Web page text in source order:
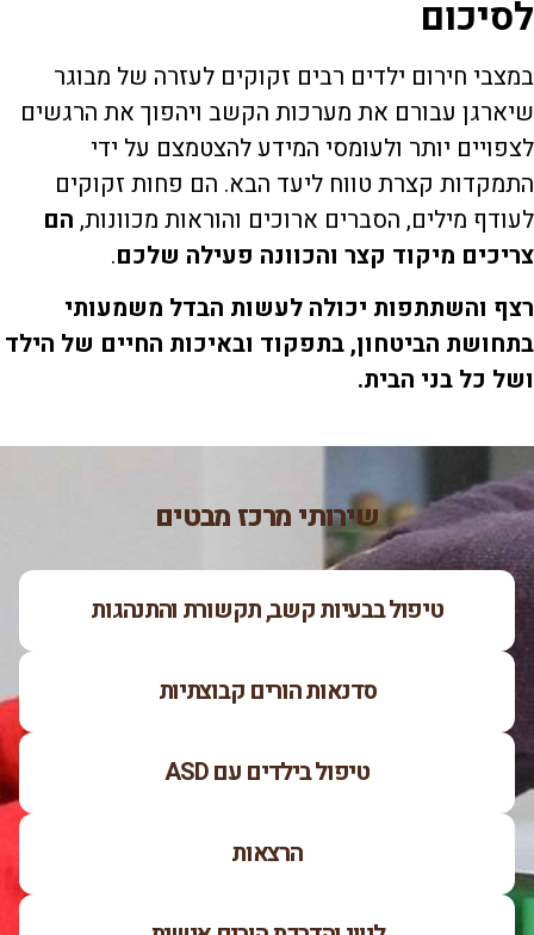
לסיכום
במצבי חירום ילדים רבים זקוקים לעזרה של מבוגר
שיארגן עבורם את מערכות הקשב ויהפוך את הרגשים
לצפויים יותר ולעומסי המידע להצטמצם על ידי
התמקדות קצרת טווח ליעד הבא. הם פחות זקוקים
לעודף מילים, הסברים ארוכים והוראות מכוונות, הם
צריכים מיקוד קצר והכוונה פעילה שלכם.
רצף והשתתפות יכולה לעשות הבדל משמעותי
בתחושת הביטחון, בתפקוד ובאיכות החיים של הילד
ושל כל בני הבית.
שירותי מרכז מבטים
טיפול בבעיות קשב, תקשורת והתנהגות
סדנאות הורים קבוצתיות
טיפול בילדים עם ASD
הרצאות